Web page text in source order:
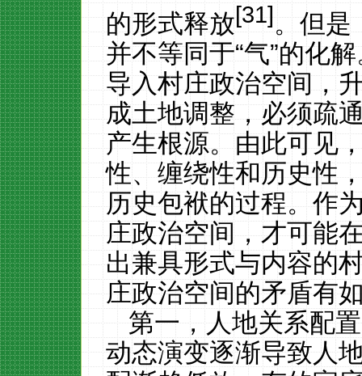
的形式释放[31]。但是
并不等同于“气”的化
导入村庄政治空间，
成土地调整，必须疏
产生根源。由此可见
性、缠绕性和历史性
历史包袱的过程。作
庄政治空间，才可能
出兼具形式与内容的
庄政治空间的矛盾有
第一，人地关系配
动态演变逐渐导致人